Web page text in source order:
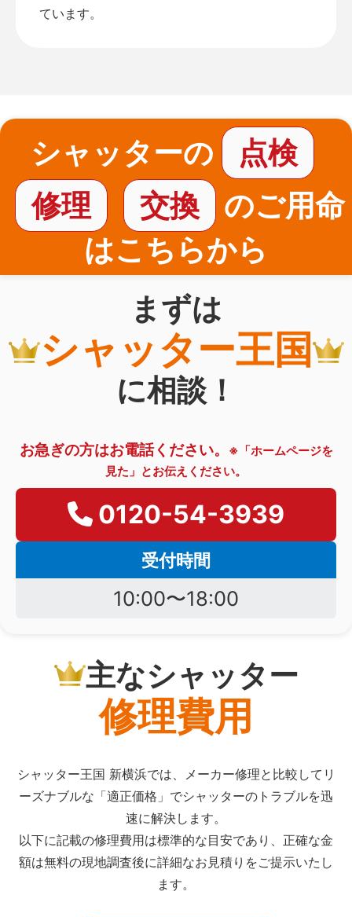
ています。
シャッターの
点検
修理
交換
のご用命
はこちらから
まずは
シャッター王国
に相談！
お急ぎの方はお電話ください。
※「ホームページを
見た」とお伝えください。
0120-54-3939
受付時間
10:00〜18:00
主なシャッター
修理費用
シャッター王国 新横浜では、メーカー修理と比較してリ
ーズナブルな「適正価格」でシャッターのトラブルを迅
速に解決します。
以下に記載の修理費用は標準的な目安であり、正確な金
額は無料の現地調査後に詳細なお見積りをご提示いたし
ます。